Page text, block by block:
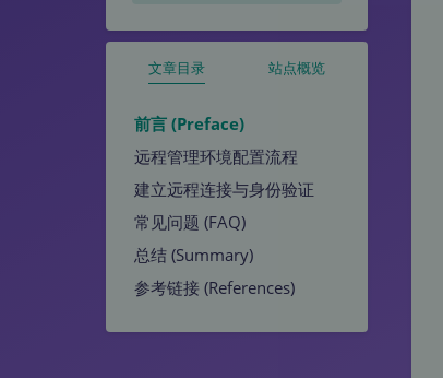
文章目录 站点概览
前言 (Preface)
远程管理环境配置流程
建立远程连接与身份验证
常见问题 (FAQ)
总结 (Summary)
参考链接 (References)